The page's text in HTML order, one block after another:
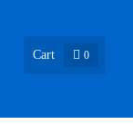
Cart 0